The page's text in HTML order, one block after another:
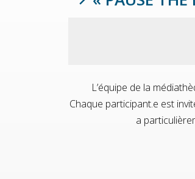
L’équipe de la
Chaque participant.e est
a